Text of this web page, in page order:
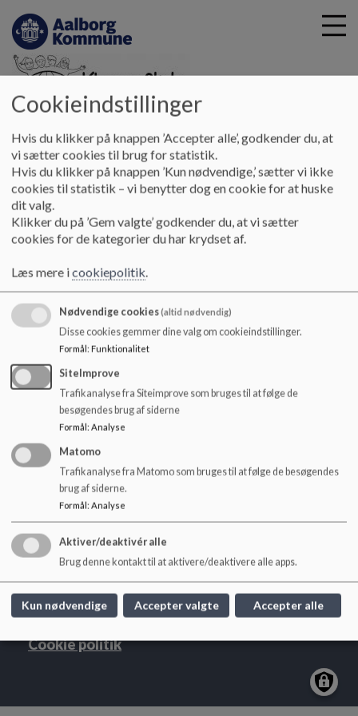
i
Klarup Skole
Undervisning Mellemtrin Elevrådet på mellemtrinnet
Elevrådet på mellemtrinnet
I starten af skoleåret vælger alle klasser en repræsentant og
elevrådskoordinator (lærer i udskolingen) en gang om
måneden, hvor de drøfter aktuelle emner.
På det først elevrådsmøde vælges formand og næstformand.
Klarup Skole
Hellasvej 17, 9270 Klarup
klarupskole@aalborg.dk
+45 93520888
EAN NR. 5798003746395
Tilgængelighedserklæring
Sitemap
Cookie politik
Cookieindstillinger
Hvis du klikker på knappen ’Accepter alle’, godkender du, at
vi sætter cookies til brug for statistik.
Hvis du klikker på knappen ’Kun nødvendige,’ sætter vi ikke
cookies til statistik – vi benytter dog en cookie for at huske
dit valg.
Klikker du på ’Gem valgte’ godkender du, at vi sætter
cookies for de kategorier du har krydset af.
Læs mere icookiepolitik.
Nødvendige cookies(altid nødvendig)
Disse cookies gemmer dine valg om cookieindstillinger.
Formål: Funktionalitet
SiteImprove
Trafikanalyse fra Siteimprove som bruges til at følge de
besøgendes brug af siderne
Formål: Analyse
Matomo
Trafikanalyse fra Matomo som bruges til at følge de besøgendes
brug af siderne.
Formål: Analyse
Aktiver/deaktivér alle
Brug denne kontakt til at aktivere/deaktivere alle apps.
Kun nødvendige Accepter valgte Accepter alle